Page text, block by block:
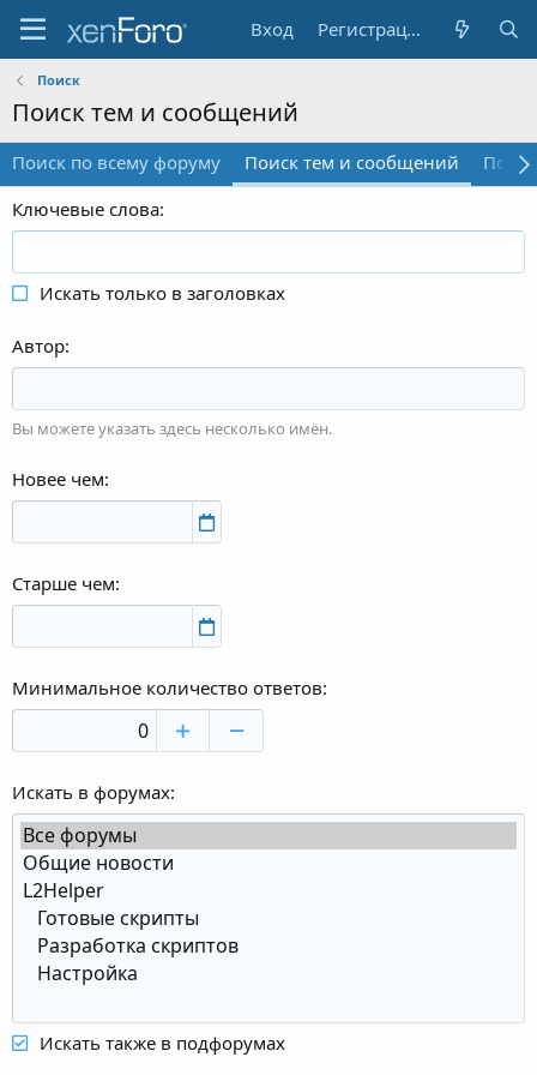
Вход Регистрация
Поиск
Поиск тем и сообщений
Поиск по всему форуму Поиск тем и сообщений
Ключевые слова
Искать только в заголовках
Автор
Вы можете указать здесь несколько имён.
Новее чем
Старше чем
Минимальное количество ответов
Искать в форумах
Искать также в подфорумах